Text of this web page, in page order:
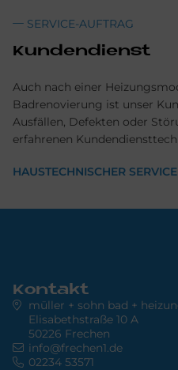
SERVICE-AUFTRAG
Kundendienst
Auch nach einer
Badrenovierung ist unser
Ausfällen, Defekten oder
erfahrenen
HAUSTECHNISCHER SERVICE
Kontakt
müller + sohn bad +
Elisabethstraße 10 A
50226 Frechen
info@frechen1.de
02234 53571